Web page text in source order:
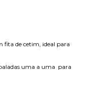
fita de cetim, ideal para
uma a uma para